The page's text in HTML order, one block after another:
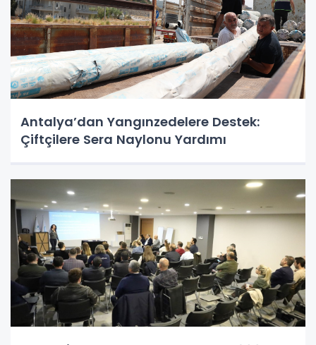
Antalya’dan Yangınzedelere Destek:
Çiftçilere Sera Naylonu Yardımı